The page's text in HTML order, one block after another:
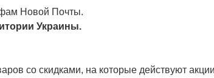
Новой Почты.
Украины.
со скидками, на которые действуют